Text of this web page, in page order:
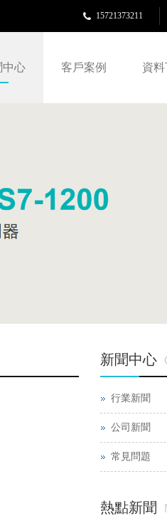
15721373211
中心 客戶案例 資
新聞中心
行業新聞
公司新聞
常見問題
熱點新聞